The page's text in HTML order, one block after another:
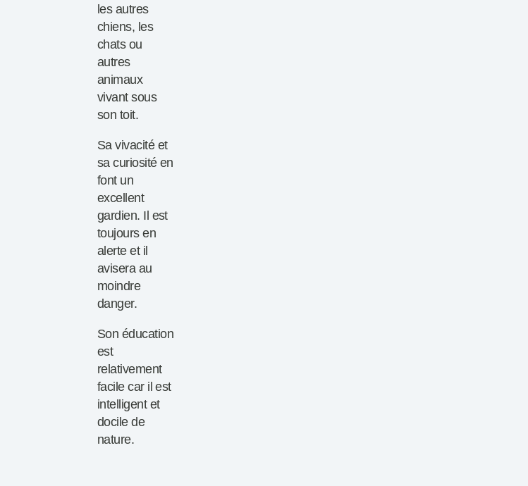
les autres
chiens, les
chats ou
autres
animaux
vivant sous
son toit.
Sa vivacité et
sa curiosité en
font un
excellent
gardien. Il est
toujours en
alerte et il
avisera au
moindre
danger.
Son éducation
est
relativement
facile car il est
intelligent et
docile de
nature.